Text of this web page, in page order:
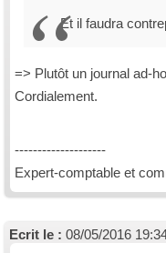
Et il faudra
=> Plutôt un journal ad-
Cordialement.
--------------------
Expert-comptable et
Ecrit le : 08/05/2016